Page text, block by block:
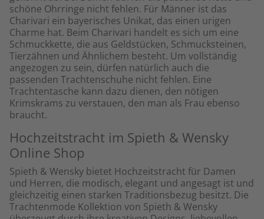
schöne Ohrringe nicht fehlen. Für Männer ist das
Charivari ein bayerisches Unikat, das einen urigen
Charme hat. Beim Charivari handelt es sich um eine
Schmuckkette, die aus Geldstücken, Schmucksteinen,
Tierzähnen und Ähnlichem besteht. Um vollständig
angezogen zu sein, dürfen natürlich auch die
passenden Trachtenschuhe nicht fehlen. Eine
Trachtentasche kann dazu dienen, den nötigen
Krimskrams zu verstauen, den man als Frau ebenso
braucht.
Hochzeitstracht im Spieth & Wensky
Online Shop
Spieth & Wensky bietet Hochzeitstracht für Damen
und Herren, die modisch, elegant und angesagt ist und
gleichzeitig einen starken Traditionsbezug besitzt. Die
Trachtenmode Kollektion von Spieth & Wensky